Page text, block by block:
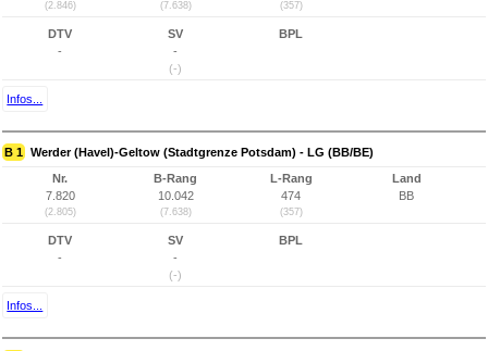
(2.846) (7.638) (357)
DTV
-
SV
-
(-)
BPL
Infos...
B 1 Werder (Havel)-Geltow (Stadtgrenze Potsdam) - LG (BB/BE)
Nr.
7.820
(2.805)
B-Rang
10.042
(7.638)
L-Rang
474
(357)
Land
BB
DTV
-
SV
-
(-)
BPL
Infos...